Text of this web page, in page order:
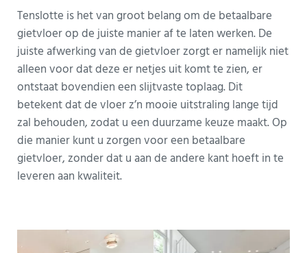
Tenslotte is het van groot belang om de betaalbare
gietvloer op de juiste manier af te laten werken. De
juiste afwerking van de gietvloer zorgt er namelijk niet
alleen voor dat deze er netjes uit komt te zien, er
ontstaat bovendien een slijtvaste toplaag. Dit
betekent dat de vloer z’n mooie uitstraling lange tijd
zal behouden, zodat u een duurzame keuze maakt. Op
die manier kunt u zorgen voor een betaalbare
gietvloer, zonder dat u aan de andere kant hoeft in te
leveren aan kwaliteit.